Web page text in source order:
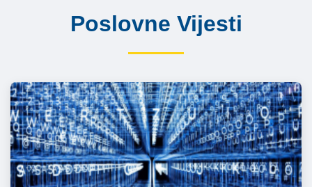
Poslovne Vijesti